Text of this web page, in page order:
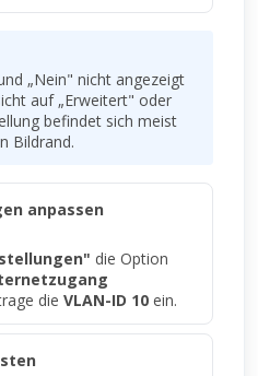
„Nein" nicht angezeigt
auf „Erweitert" oder
befindet sich meist
Bildrand.
anpassen
die Option
die VLAN-ID 10 ein.